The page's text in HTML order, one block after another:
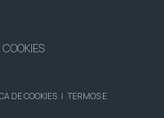
DE COOKIES | TERMOS E